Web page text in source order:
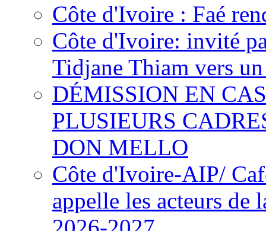
Côte d'Ivoire : Faé
Côte d'Ivoire: invité
Tidjane Thiam vers
DÉMISSION EN
PLUSIEURS
DON MELLO
Côte d'Ivoire-AIP/
appelle les acteurs de